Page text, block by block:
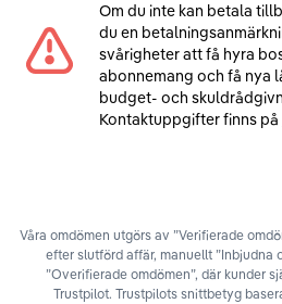
Om du inte kan betala
du en
svårigheter att få hyra
abonnemang och få nya
budget- och
Kontaktuppgifter finns på
Våra omdömen utgörs av ”Verifierade
efter slutförd affär, manuellt ”Inbjudna
”Overifierade omdömen”, där kunder
Trustpilot. Trustpilots snittbetyg